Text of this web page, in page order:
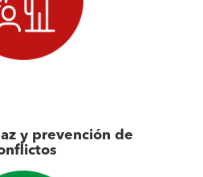
y prevención de